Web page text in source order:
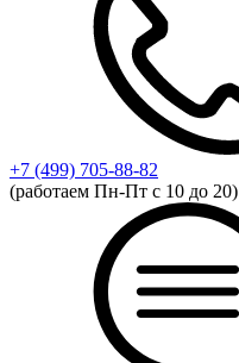
+7 (499) 705-88-82
(работаем Пн-Пт с 10 до 20)